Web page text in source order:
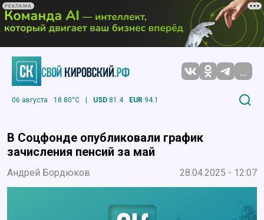
РЕКЛАМА
...
06 августа 18.80°C | USD 81.4 EUR 94.1
В Соцфонде опубликовали график
зачисления пенсий за май
Андрей Бордюков 28.04.2025 - 12:07